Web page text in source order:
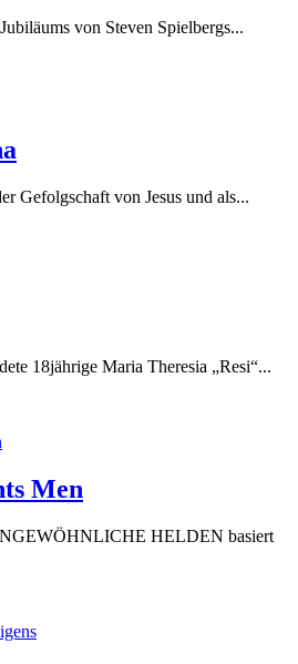
von Steven Spielbergs...
Gefolgschaft von Jesus und als...
18jährige Maria Theresia „Resi“...
Men
HELDEN basiert